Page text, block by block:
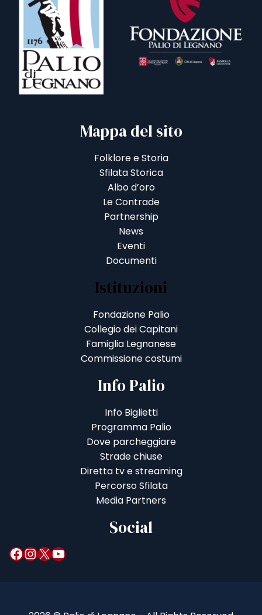
Mappa del sito
Folklore e Storia
Sfilata Storica
Albo d’oro
Le Contrade
Partnership
News
Eventi
Documenti
Istituzioni
Fondazione Palio
Collegio dei Capitani
Famiglia Legnanese
Commissione costumi
Info Palio
Info Biglietti
Programma Palio
Dove parcheggiare
Strade chiuse
Diretta tv e streaming
Percorso Sfilata
Media Partners
Social
Facebook InstagramX YouTube